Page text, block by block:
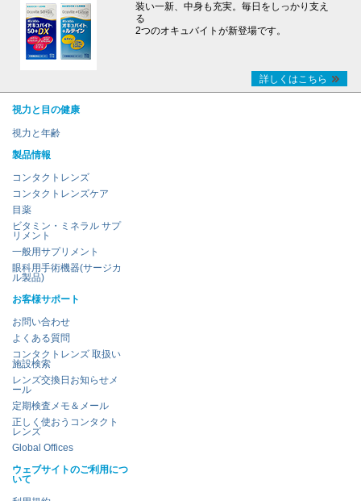
装い一新、中身も充実。毎日をしっかり支え
る
2つのオキュバイトが新登場です。
詳しくはこちら
視力と目の健康
視力と年齢
製品情報
コンタクトレンズ
コンタクトレンズケア
目薬
ビタミン・ミネラル サプ
リメント
一般用サプリメント
眼科用手術機器(サージカ
ル製品)
お客様サポート
お問い合わせ
よくある質問
コンタクトレンズ 取扱い
施設検索
レンズ交換日お知らせメ
ール
定期検査メモ＆メール
正しく使おうコンタクト
レンズ
Global Offices
ウェブサイトのご利用につ
いて